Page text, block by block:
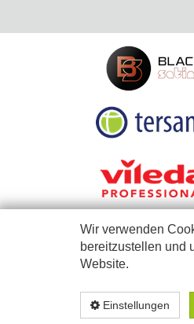
Wir verwenden
bereitzustellen und
Website.
Einstellungen